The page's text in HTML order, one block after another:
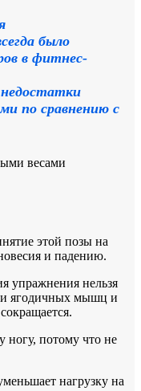
было
в фитнес-
по сравнению с
этой позы на
и падению.
упражнения нельзя
ягодичных мышц и
ногу, потому что не
нагрузку на